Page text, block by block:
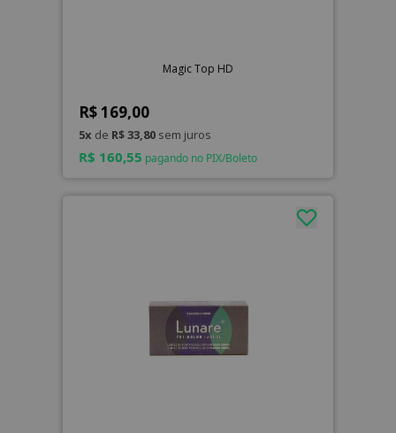
Magic Top HD
R$ 169,00
5x de R$ 33,80sem juros
R$ 160,55 pagando no PIX/Boleto